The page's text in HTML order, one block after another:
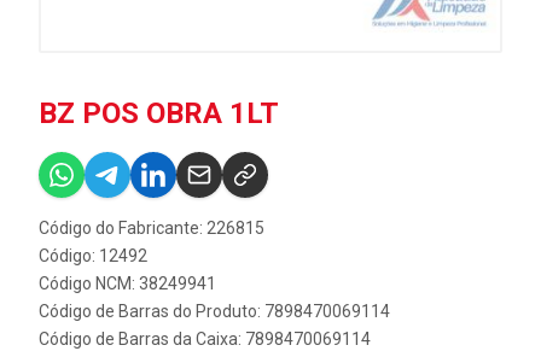
BZ POS OBRA 1LT
Código do Fabricante: 226815
Código: 12492
Código NCM: 38249941
Código de Barras do Produto: 7898470069114
Código de Barras da Caixa: 7898470069114